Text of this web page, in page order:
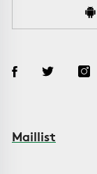
Maillist